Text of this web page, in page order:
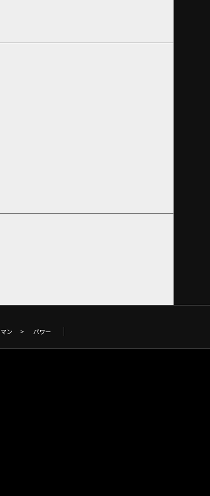
ン > パワー